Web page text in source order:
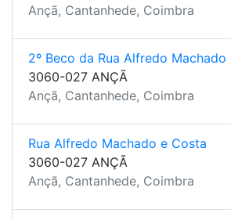
Ançã, Cantanhede, Coimbra
2º Beco da Rua Alfredo Machado
3060-027 ANÇÃ
Ançã, Cantanhede, Coimbra
Rua Alfredo Machado e Costa
3060-027 ANÇÃ
Ançã, Cantanhede, Coimbra